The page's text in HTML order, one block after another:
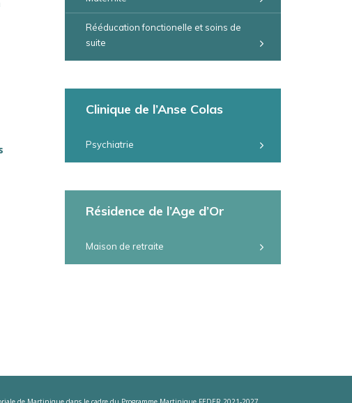
Rééducation fonctionelle et soins de
suite
Clinique de l’Anse Colas
Psychiatrie
Résidence de l’Age d’Or
Maison de retraite